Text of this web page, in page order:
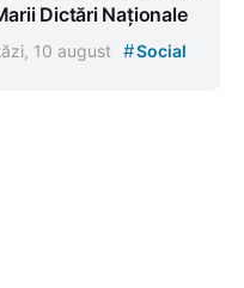
Dictări Naționale
10 august #Social